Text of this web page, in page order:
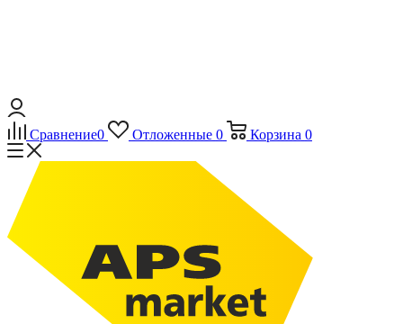
Сравнение0 Отложенные 0 Корзина 0